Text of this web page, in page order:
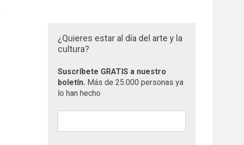
¿Quieres estar al día del arte y la
cultura?
Suscríbete GRATIS a nuestro
boletín. Más de 25.000 personas ya
lo han hecho